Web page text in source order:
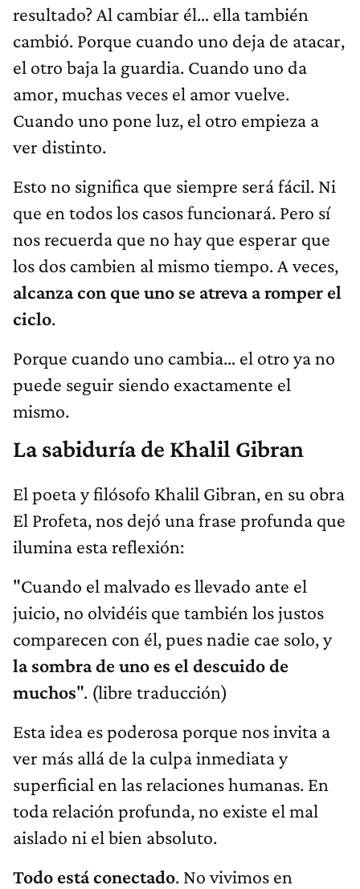
resultado? Al cambiar él… ella también
cambió. Porque cuando uno deja de atacar,
el otro baja la guardia. Cuando uno da
amor, muchas veces el amor vuelve.
Cuando uno pone luz, el otro empieza a
ver distinto.
Esto no significa que siempre será fácil. Ni
que en todos los casos funcionará. Pero sí
nos recuerda que no hay que esperar que
los dos cambien al mismo tiempo. A veces,
alcanza con que uno se atreva a romper el
ciclo.
Porque cuando uno cambia… el otro ya no
puede seguir siendo exactamente el
mismo.
La sabiduría de Khalil Gibran
El poeta y filósofo Khalil Gibran, en su obra
El Profeta, nos dejó una frase profunda que
ilumina esta reflexión:
"Cuando el malvado es llevado ante el
juicio, no olvidéis que también los justos
comparecen con él, pues nadie cae solo, y
la sombra de uno es el descuido de
muchos". (libre traducción)
Esta idea es poderosa porque nos invita a
ver más allá de la culpa inmediata y
superficial en las relaciones humanas. En
toda relación profunda, no existe el mal
aislado ni el bien absoluto.
Todo está conectado. No vivimos en